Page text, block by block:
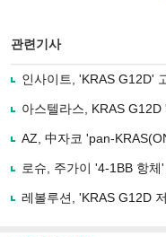
관련기사
인사이트, 'KRAS G12D'
아스텔라스, KRAS
AZ, 中자코 'pan-
로슈, 주가이 '4-1BB 항
레볼루션, 'KRAS G12D